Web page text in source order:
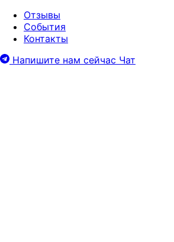
Отзывы
События
Контакты
Напишите нам сейчас Чат